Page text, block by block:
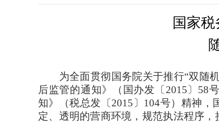
国家
为全面贯彻国务院关于推行“双随
后监管的通知》（国办发〔2015〕58
知》（税总发〔2015〕104号）精神，
定、透明的营商环境，规范执法程序